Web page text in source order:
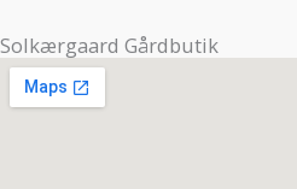
Solkærgaard Gårdbutik